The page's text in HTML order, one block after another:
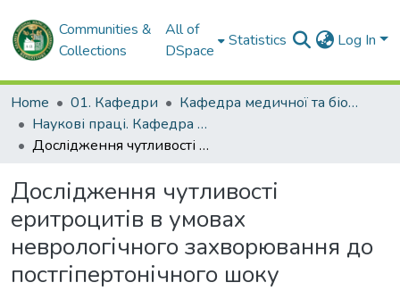
Communities &
Collections
All of
DSpace
Statistics Log In
Home 01. Кафедри
Кафедра медичної та біологічної фізики і медичної інформатики
Наукові праці. Кафедра медичної та біологічної фізики і медичної інформатики
Дослідження чутливості еритроцитів в умовах неврологічного захворювання до постгіпертонічного шоку
Дослідження чутливості
еритроцитів в умовах
неврологічного захворювання до
постгіпертонічного шоку